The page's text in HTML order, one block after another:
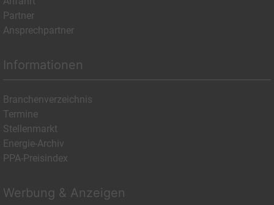
Partner
Ansprechpartner
Informationen
Branchenverzeichnis
Termine
Stellenmarkt
Energie-Archiv
PPA-Preisindex
Werbung & Anzeigen